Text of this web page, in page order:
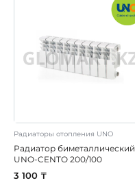
Радиаторы отопления UNO
Радиатор биметаллический
UNO-CENTO 200/100
3 100 ₸